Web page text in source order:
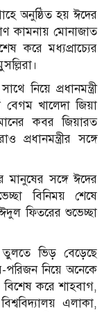
অনুষ্ঠিত হয় ঈদের
কামনায় মোনাজাত
করে মধ্যপ্রাচ্যের
নিয়ে প্রধানমন্ত্রী
বেগম খালেদা জিয়া
কবর জিয়ারত
সঙ্গে
মানুষের সঙ্গে ঈদের
বিনিময় শেষে
ফিতরের শুভেচ্ছা
ভিড় বেড়েছে
পরিজন নিয়ে অনেকে
বিশেষ করে শাহবাগ,
এলাকা,